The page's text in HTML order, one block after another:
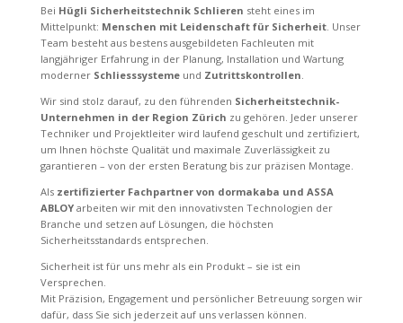
Bei Hügli Sicherheitstechnik Schlieren steht eines im
Mittelpunkt: Menschen mit Leidenschaft für Sicherheit. Unser
Team besteht aus bestens ausgebildeten Fachleuten mit
langjähriger Erfahrung in der Planung, Installation und Wartung
moderner Schliesssystemeund Zutrittskontrollen.
Wir sind stolz darauf, zu den führenden Sicherheitstechnik-
Unternehmen in der Region Zürich zu gehören. Jeder unserer
Techniker und Projektleiter wird laufend geschult und zertifiziert,
um Ihnen höchste Qualität und maximale Zuverlässigkeit zu
garantieren – von der ersten Beratung bis zur präzisen Montage.
Als zertifizierter Fachpartner von dormakaba und ASSA
ABLOYarbeiten wir mit den innovativsten Technologien der
Branche und setzen auf Lösungen, die höchsten
Sicherheitsstandards entsprechen.
Sicherheit ist für uns mehr als ein Produkt – sie ist ein
Versprechen.
Mit Präzision, Engagement und persönlicher Betreuung sorgen wir
dafür, dass Sie sich jederzeit auf uns verlassen können.